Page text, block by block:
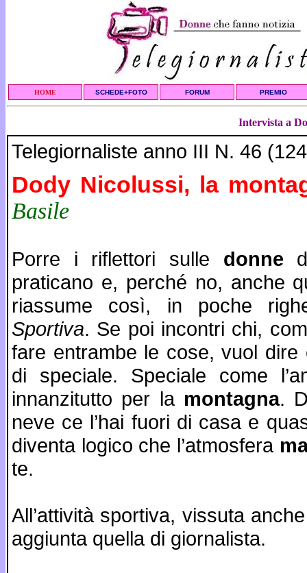
HOME SCHEDE+FOTO FORUM PREMIO
Intervista a
Telegiornaliste anno III N. 46
Dody Nicolussi, la
Basile
Porre i riflettori sulle donne
praticano e, perché no, anche
riassume così, in poche
Sportiva. Se poi incontri chi,
fare entrambe le cose, vuol
di speciale. Speciale come
innanzitutto per la montagna.
neve ce l’hai fuori di casa e
diventa logico che l’atmosfera
te.
All’attività sportiva, vissuta
aggiunta quella di giornalista.